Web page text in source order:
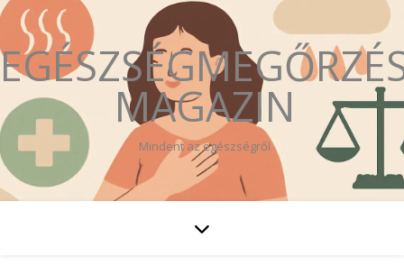
MAGAZIN
Mindent az egészségről